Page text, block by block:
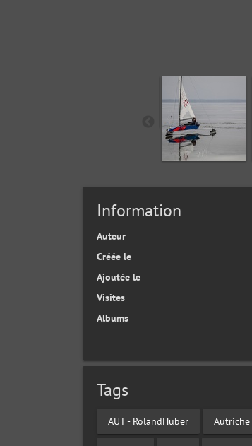
Information
Auteur
Créée le
Ajoutée le
Visites
Albums
Tags
AUT - RolandHuber Autriche